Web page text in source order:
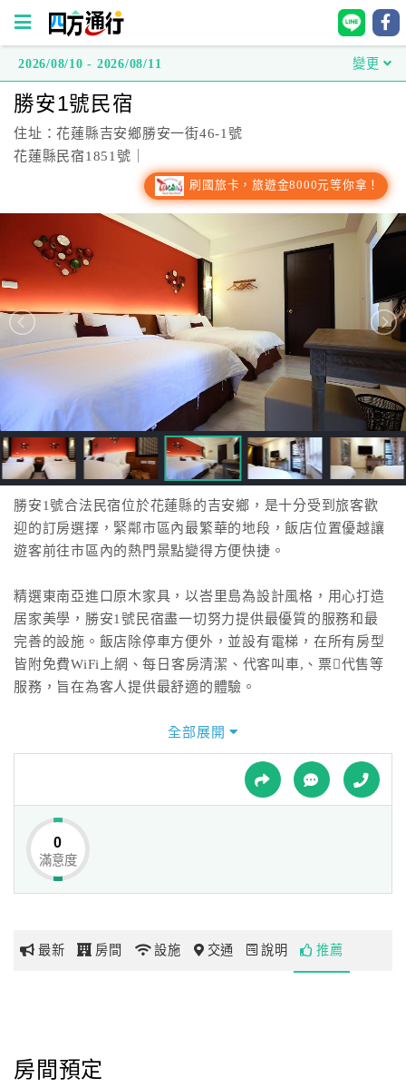
方
通
行
灣
訂
房
直
跟
飯
店
訂
房
HOT
特
色
民
宿
球
網
玩
地
圖
2026/08/10 - 2026/08/11 變更
勝安1號民宿
住址：花蓮縣吉安鄉勝安一街46-1號
花蓮縣民宿1851號｜
刷國旅卡，旅遊金8000元等你拿！
勝安1號合法民宿位於花蓮縣的吉安鄉，是十分受到旅客歡
迎的訂房選擇，緊鄰市區內最繁華的地段，飯店位置優越讓
遊客前往市區內的熱門景點變得方便快捷。
精選東南亞進口原木家具，以峇里島為設計風格，用心打造
居家美學，勝安1號民宿盡一切努力提供最優質的服務和最
完善的設施。飯店除停車方便外，並設有電梯，在所有房型
皆附免費WiFi上網、每日客房清潔、代客叫車,、票代售等
服務，旨在為客人提供最舒適的體驗。
勝安1號民宿設有5間精美的客房，每間房型皆配有現代衛浴
設備、42吋平面電視、分離式冷氣及煙霧偵測器；除此之
外，還提供免費的清潔用品、咖啡和茶包；來這裡，享受最
安全舒適的住宿體驗，這裡不只是旅程中的暫居點，更是探
索花蓮之美的起點。
Located in a quiet neighborhood next to the park, Shang-
An number 1 licensed B&B is only a 5 minute walk to the
a welcoming and relaxing feel.
in all rooms and daily housekeeping. We also offer
全部展開
0
滿意度
最新 房間 設施 交通 說明 推薦
房間預定